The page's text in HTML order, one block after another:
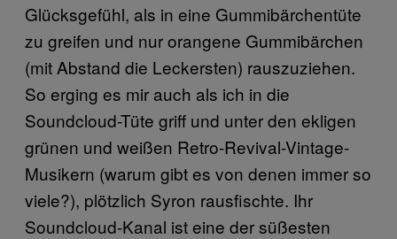
Glücksgefühl, als in eine Gummibärchentüte
zu greifen und nur orangene Gummibärchen
(mit Abstand die Leckersten) rauszuziehen.
So erging es mir auch als ich in die
Soundcloud-Tüte griff und unter den ekligen
grünen und weißen Retro-Revival-Vintage-
Musikern (warum gibt es von denen immer so
viele?), plötzlich Syron rausfischte. Ihr
Soundcloud-Kanal ist eine der süßesten